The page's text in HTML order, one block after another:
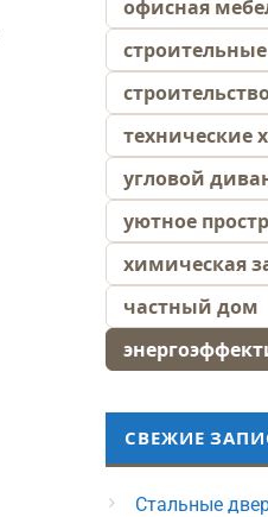
офисная
технические
угловой
уютное
химическая
частный дом
СВЕЖИЕ
Стальные